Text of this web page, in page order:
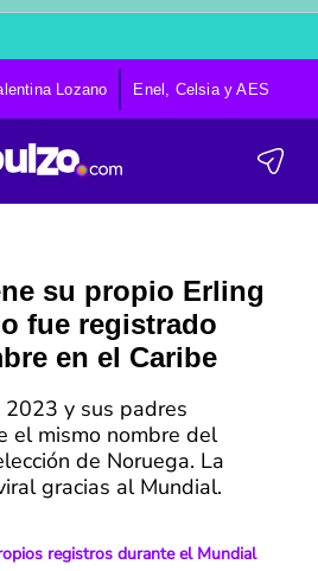
Lozano Enel, Celsia y AES
su propio Erling
fue registrado
en el Caribe
2023 y sus padres
el mismo nombre del
de Noruega. La
gracias al Mundial.
registros durante el Mundial